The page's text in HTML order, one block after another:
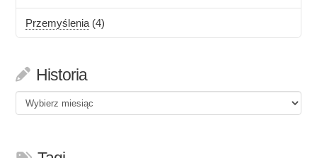
Przemyślenia (4)
Historia
Historia